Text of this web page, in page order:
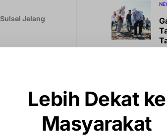
Jelang
alasan sang
strategis di tingkat
Lebih Dekat ke
Masyarakat